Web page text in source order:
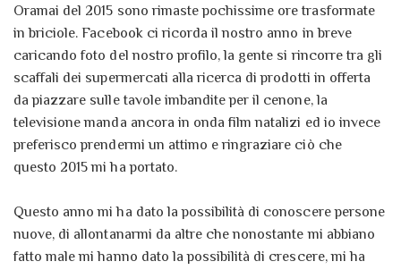
Oramai del 2015 sono rimaste pochissime ore trasformate
in briciole. Facebook ci ricorda il nostro anno in breve
caricando foto del nostro profilo, la gente si rincorre tra gli
scaffali dei supermercati alla ricerca di prodotti in offerta
da piazzare sulle tavole imbandite per il cenone, la
televisione manda ancora in onda film natalizi ed io invece
preferisco prendermi un attimo e ringraziare ciò che
questo 2015 mi ha portato.
Questo anno mi ha dato la possibilità di conoscere persone
nuove, di allontanarmi da altre che nonostante mi abbiano
fatto male mi hanno dato la possibilità di crescere, mi ha